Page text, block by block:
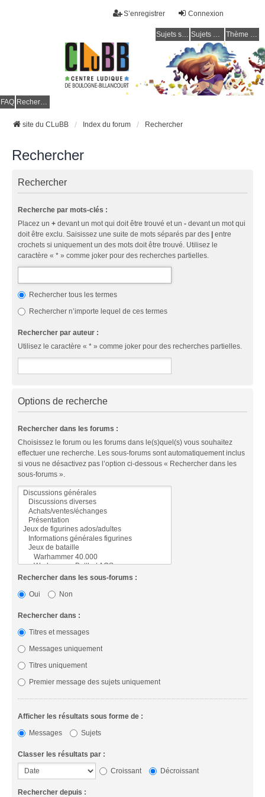
Connexion
S’enregistrer
Sujets sans réponse Sujets actifs Thème clair / foncé
FAQ Rechercher
site du CLuBB Index du forum Rechercher
Rechercher
Rechercher
Recherche par mots-clés :
Placez un + devant un mot qui doit être trouvé et un - devant un mot qui
doit être exclu. Saisissez une suite de mots séparés par des | entre
crochets si uniquement un des mots doit être trouvé. Utilisez le
caractère « * » comme joker pour des recherches partielles.
Rechercher tous les termes
Rechercher n’importe lequel de ces termes
Rechercher par auteur :
Utilisez le caractère « * » comme joker pour des recherches partielles.
Options de recherche
Rechercher dans les forums :
Choisissez le forum ou les forums dans le(s)quel(s) vous souhaitez
effectuer une recherche. Les sous-forums sont automatiquement inclus
si vous ne désactivez pas l’option ci-dessous « Rechercher dans les
sous-forums ».
Rechercher dans les sous-forums :
Oui
Non
Rechercher dans :
Titres et messages
Messages uniquement
Titres uniquement
Premier message des sujets uniquement
Afficher les résultats sous forme de :
Messages
Sujets
Classer les résultats par :
Croissant
Décroissant
Rechercher depuis :